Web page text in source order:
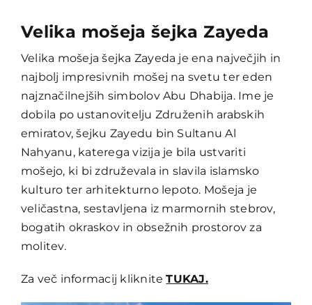
Velika mošeja šejka Zayeda
Velika mošeja šejka Zayeda je ena največjih in
najbolj impresivnih mošej na svetu ter eden
najznačilnejših simbolov Abu Dhabija. Ime je
dobila po ustanovitelju Združenih arabskih
emiratov, šejku Zayedu bin Sultanu Al
Nahyanu, katerega vizija je bila ustvariti
mošejo, ki bi združevala in slavila islamsko
kulturo ter arhitekturno lepoto. Mošeja je
veličastna, sestavljena iz marmornih stebrov,
bogatih okraskov in obsežnih prostorov za
molitev.
Za več informacij klikniteTUKAJ.